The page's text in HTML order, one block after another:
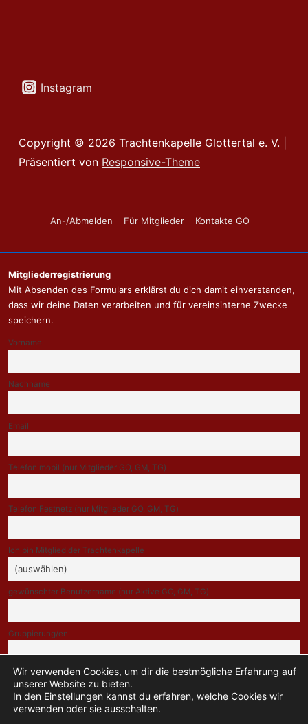
Instagram
Copyright © 2026 Trachtenkapelle Glottertal e. V.
Präsentiert von Responsive-Theme
Footer-
An-/Abmelden Für Mitglieder Kontakte GO
Mitgliederregistrierung
Mit Absenden des Formulars erklärst du dich damit einverstanden,
dass wir deine Daten verarbeiten und für vereinsinterne Zwecke
speichern.
Vorname
Nachname
Email
Telefon mobil (nur Mitglieder GO, GM, TG)
Telefon Festnetz (nur Mitglieder GO, GM, TG)
Ich bin Mitglied der Trachtenkapelle
gewünschter Benutzername (nur Aktive GO, GM, TG)
Gruppierung/en
Indem Du fortfährst, akzeptierst Du unsere Datenschutzerklärung.
Wir verwenden Cookies, um dir die bestmögliche Erfahrung auf
unserer Website zu bieten.
In den Einstellungen kannst du erfahren, welche Cookies wir
verwenden oder sie ausschalten.